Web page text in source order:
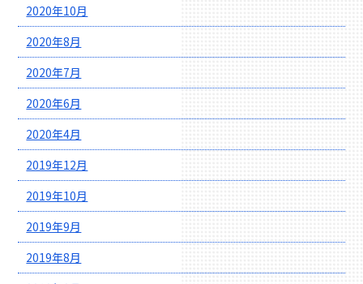
2020年10月
2020年8月
2020年7月
2020年6月
2020年4月
2019年12月
2019年10月
2019年9月
2019年8月